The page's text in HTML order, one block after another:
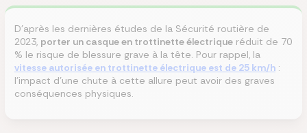
D'après les dernières études de la Sécurité routière de
2023, porter un casque en trottinette électrique réduit de 70
% le risque de blessure grave à la tête. Pour rappel, la
vitesse autorisée en trottinette électrique est de 25 km/h :
l'impact d'une chute à cette allure peut avoir des graves
conséquences physiques.